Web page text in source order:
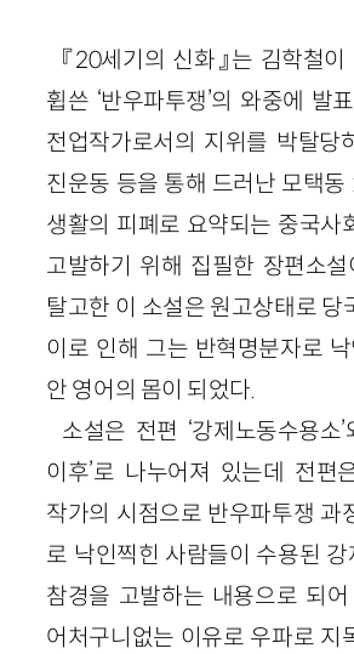
『20세기의 신화』는 김학철
휩쓴 ‘반우파투쟁’의 와중에 발
전업작가로서의 지위를 박탈당
진운동 등을 통해 드러난 모택동
생활의 피폐로 요약되는 중국사
고발하기 위해 집필한 장편소설
탈고한 이 소설은 원고상태로 당
이로 인해 그는 반혁명분자로
안 영어의 몸이 되었다.
소설은 전편 ‘강제노동수용소
이후’로 나누어져 있는데 전편
작가의 시점으로 반우파투쟁 과
로 낙인찍힌 사람들이 수용된 강
참경을 고발하는 내용으로 되
어처구니없는 이유로 우파로 지